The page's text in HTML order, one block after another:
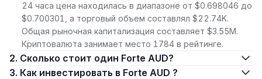
24 часа цена находилась в диапазоне от $0.698046 до
$0.700301, а торговый объем составлял $22.74K.
Общая рыночная капитализация составляет $3.55M.
Криптовалюта занимает место 1784 в рейтинге.
2. Сколько стоит один Forte AUD?
3. Как инвестировать в Forte AUD ?